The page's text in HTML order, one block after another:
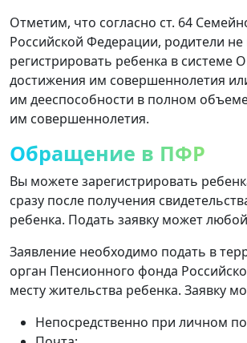
Отметим, что согласно ст. 64
Российской Федерации, родители не
регистрировать ребенка в системе
достижения им совершеннолетия
им дееспособности в полном
им совершеннолетия.
Обращение в ПФР
Вы можете зарегистрировать
сразу после получения
ребенка. Подать заявку может
Заявление необходимо подать в
орган Пенсионного фонда
месту жительства ребенка. Заявку
Непосредственно при личном